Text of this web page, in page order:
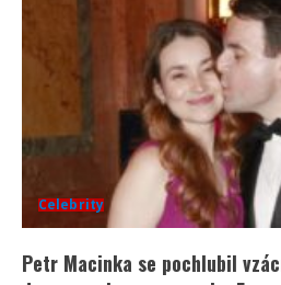
Celebrity
Petr Macinka se pochlubil